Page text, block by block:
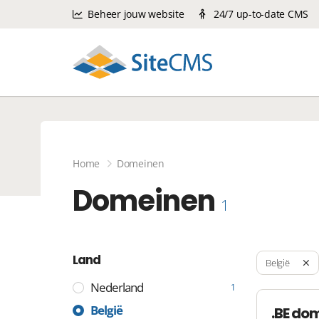
Home Domeinen
Domeinen 1
Land
Nederland 1
België
België
.BE
Beheer jouw website 24/7 up-to-date CMS